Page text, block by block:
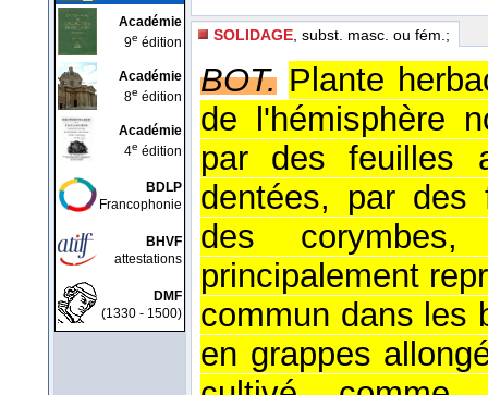
Académie
9e édition
Académie
8e édition
Académie
4e édition
BDLP
Francophonie
BHVF
attestations
DMF
(1330 - 1500)
SOLIDAGE , subst. masc. ou fém.;
BOT. Plante
de l'hémisphère
par des feuilles
dentées, par des
des
principalement
commun dans les
en grappes